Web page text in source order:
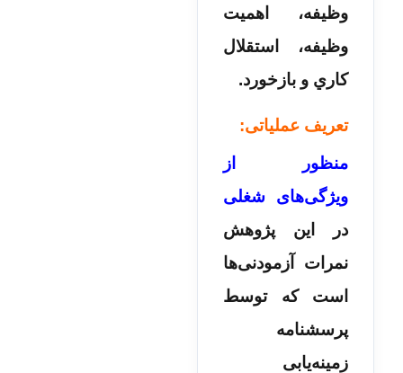
وظيفه، اهميت
وظيفه، استقلال
كاري و بازخورد.
تعریف عملیاتی:
منظور از
ویژگی‌های شغلی
در این پژوهش
نمرات آزمودنی‌ها
است كه توسط
پرسشنامه
زمینه‌یابی